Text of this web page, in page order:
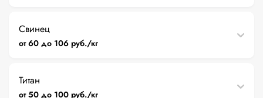
Свинец
от 60 до 106 руб./кг
Титан
от 50 до 100 руб./кг